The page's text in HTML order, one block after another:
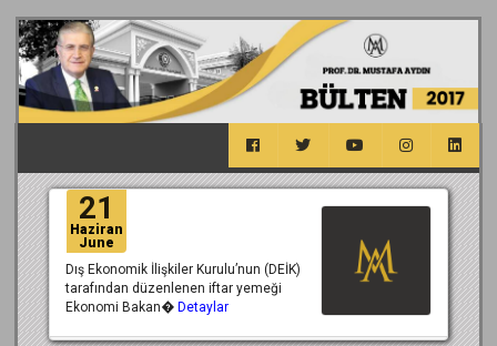
21
Haziran
June
Dış Ekonomik İlişkiler Kurulu’nun (DEİK)
tarafından düzenlenen iftar yemeği
Ekonomi Bakan� Detaylar